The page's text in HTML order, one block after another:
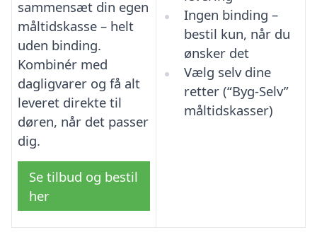
sammensæt din egen
måltidskasse – helt
uden binding.
Kombinér med
dagligvarer og få alt
leveret direkte til
døren, når det passer
dig.
Se tilbud og bestil
her
Ingen binding –
bestil kun, når du
ønsker det
Vælg selv dine
retter (“Byg-Selv”
måltidskasser)